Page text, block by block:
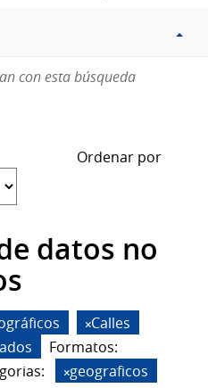
con esta búsqueda
Ordenar por
datos no
Calles
Formatos:
geograficos